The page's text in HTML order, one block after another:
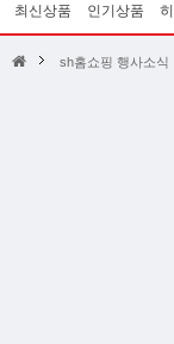
최신상품 인기상품
sh홈쇼핑 행사소식